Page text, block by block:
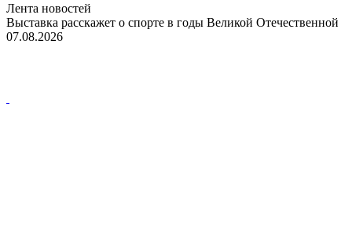
Лента новостей
Выставка расскажет о спорте в годы Великой Отечественной
07.08.2026